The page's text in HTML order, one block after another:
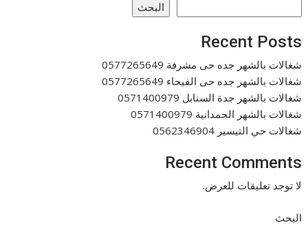
البحث
Recent Posts
شغالات بالشهر جده حى مشرفة 0577265649
شغالات بالشهر جده حى الفيحاء 0577265649
شغالات بالشهر جدة السنابل 0571400979
شغالات بالشهر الحمدانية 0571400979
شغالات حي التيسير 0562346904
Recent Comments
لا توجد تعليقات للعرض.
البحث